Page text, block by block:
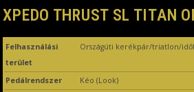
XPEDO THRUST SL TITAN
Felhasználási
terület
Országúti kerékpár/triatlon/
Pedálrendszer
Kéo (Look)